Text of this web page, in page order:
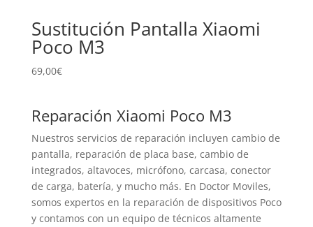
Sustitución Pantalla Xiaomi
Poco M3
69,00€
Reparación Xiaomi Poco M3
Nuestros servicios de reparación incluyen cambio de
pantalla, reparación de placa base, cambio de
integrados, altavoces, micrófono, carcasa, conector
de carga, batería, y mucho más. En Doctor Moviles,
somos expertos en la reparación de dispositivos Poco
y contamos con un equipo de técnicos altamente